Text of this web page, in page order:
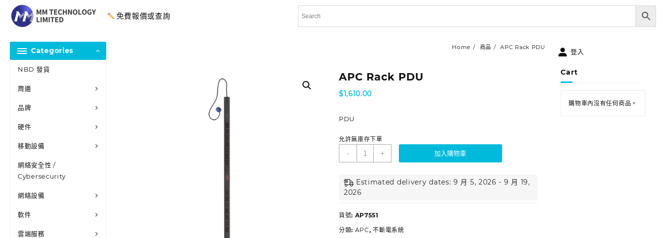
免費報價或查詢
Categories
NBD 發貨
周邊
品牌
硬件
移動設備
網絡安全性 /
Cybersecurity
網絡設備
軟件
雲端服務
Home 商品 APC Rack PDU
APC Rack PDU
$1,610.00
PDU
允許無庫存下單
- + 加入購物車
Estimated delivery dates: 9 月 5, 2026 - 9 月 19,
2026
貨號: AP7551
分類: APC,不斷電系統
登入
Cart
購物車內沒有任何商品。